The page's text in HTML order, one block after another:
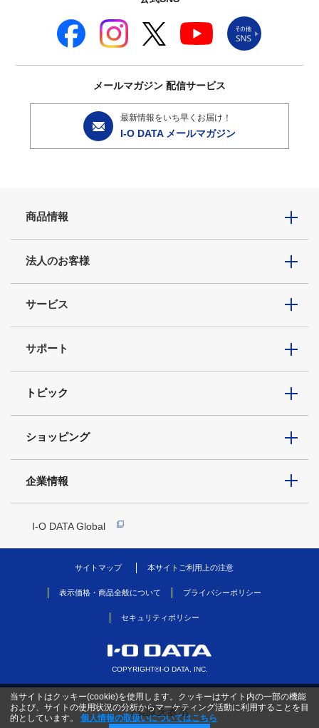
メールマガジン 配信サービス
最新情報をいち早くお届け！
I-O DATA メールマガジン
商品情報
法人のお客様
サービス
サポート
トピック
ショッピング
企業情報
I-O DATA Global
サイトマップ 本サイトご利用上の注意
表示価格・商品全般について プライバシーポリシー
セキュリティポリシー
COPYRIGHT©I-O DATA, INC.
当サイトはクッキー(cookie)を使用します。クッキーはサイト内の一部の機能
および、サイトの使用状況の分析からマーケティング活動に利用することを目
的としています。
個人情報の取扱いについてはこちら
PC版を表示